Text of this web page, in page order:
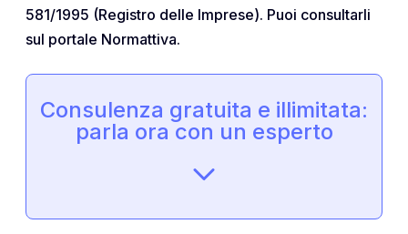
581/1995 (Registro delle Imprese). Puoi consultarli
sul portale Normattiva.
Consulenza gratuita e illimitata:
parla ora con un esperto